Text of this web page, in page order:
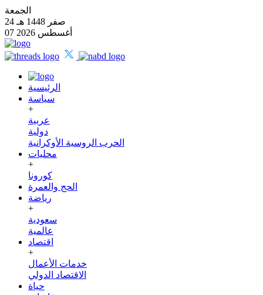
الجمعة
24 صفر 1448 هـ
07 أغسطس 2026
الرئيسية
سياسة
+
عربية
دولية
الحرب الروسية الأوكرانية
محليات
+
كورونا
الحج والعمرة
رياضة
+
سعودية
عالمية
اقتصاد
+
خدمات الأعمال
الاقتصاد الدولي
حياة